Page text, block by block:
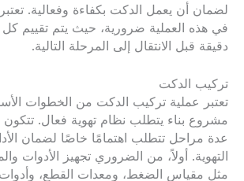
لضمان أن يعمل الدكت بكفاءة وفعالية.
في هذه العملية ضرورية، حيث يتم تقييم كل
دقيقة قبل الانتقال إلى المرحلة التالية.
تركيب الدكت
تعتبر عملية تركيب الدكت من الخطوات
مشروع بناء يتطلب نظام تهوية فعال. تتكون
عدة مراحل تتطلب اهتمامًا خاصًا لضمان
التهوية. أولاً، من الضروري تجهيز الأدوات
مثل مقياس الضغط، ومعدات القطع،